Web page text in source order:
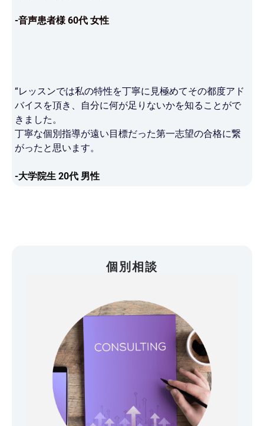
-音声患者様 60代 女性
“レッスンでは私の特性を丁寧に見極めてその都度アド
バイスを頂き、自分に何が足りないかを知ることがで
きました。
丁寧な個別指導が遠い目標だった第一志望の合格に繋
がったと思います。
-大学院生 20代 男性
個別相談